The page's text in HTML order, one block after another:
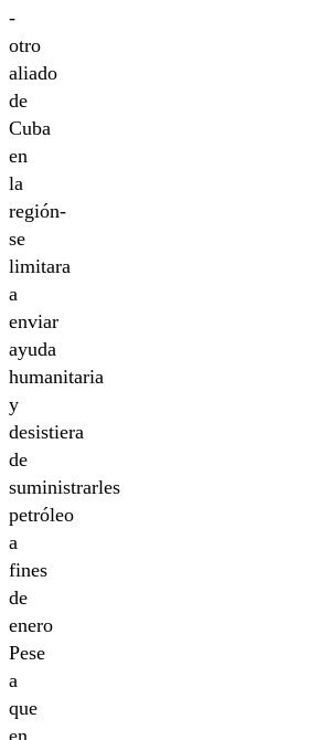
-
otro
aliado
de
Cuba
en
la
región-
se
limitara
a
enviar
ayuda
humanitaria
y
desistiera
de
suministrarles
petróleo
a
fines
de
enero
Pese
a
que